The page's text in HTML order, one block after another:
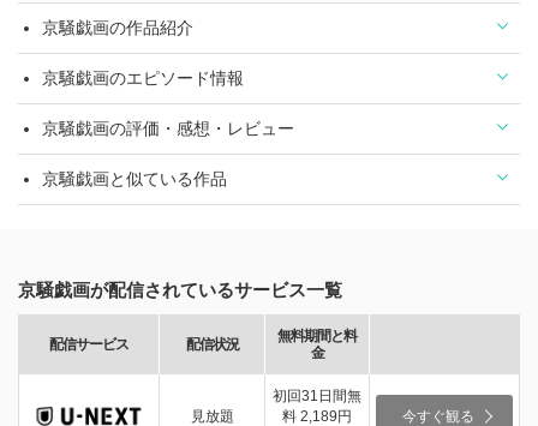
京騒戯画の作品紹介
京騒戯画のエピソード情報
京騒戯画の評価・感想・レビュー
京騒戯画と似ている作品
京騒戯画が配信されているサービス一覧
配信サービス 配信状況
無料期間と料
金
見放題
初回31日間無
料 2,189円
今すぐ観る